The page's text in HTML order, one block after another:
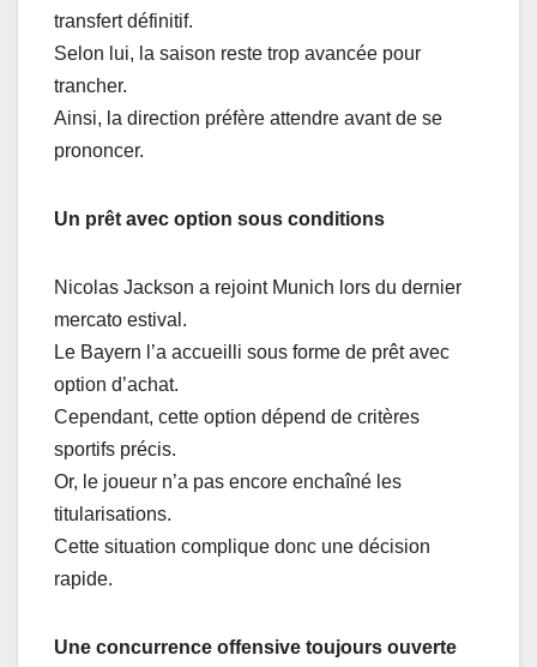
transfert définitif.
Selon lui, la saison reste trop avancée pour
trancher.
Ainsi, la direction préfère attendre avant de se
prononcer.
Un prêt avec option sous conditions
Nicolas Jackson a rejoint Munich lors du dernier
mercato estival.
Le Bayern l’a accueilli sous forme de prêt avec
option d’achat.
Cependant, cette option dépend de critères
sportifs précis.
Or, le joueur n’a pas encore enchaîné les
titularisations.
Cette situation complique donc une décision
rapide.
Une concurrence offensive toujours ouverte